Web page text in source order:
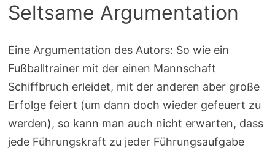
Seltsame Argumentation
Eine Argumentation des Autors: So wie ein
Fußballtrainer mit der einen Mannschaft
Schiffbruch erleidet, mit der anderen aber große
Erfolge feiert (um dann doch wieder gefeuert zu
werden), so kann man auch nicht erwarten, dass
jede Führungskraft zu jeder Führungsaufgabe